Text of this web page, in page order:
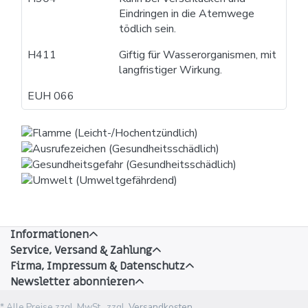
Eindringen in die Atemwege
tödlich sein.
H411
Giftig für Wasserorganismen, mit
langfristiger Wirkung.
EUH 066
Informationen
Service, Versand & Zahlung
Firma, Impressum & Datenschutz
Newsletter abonnieren